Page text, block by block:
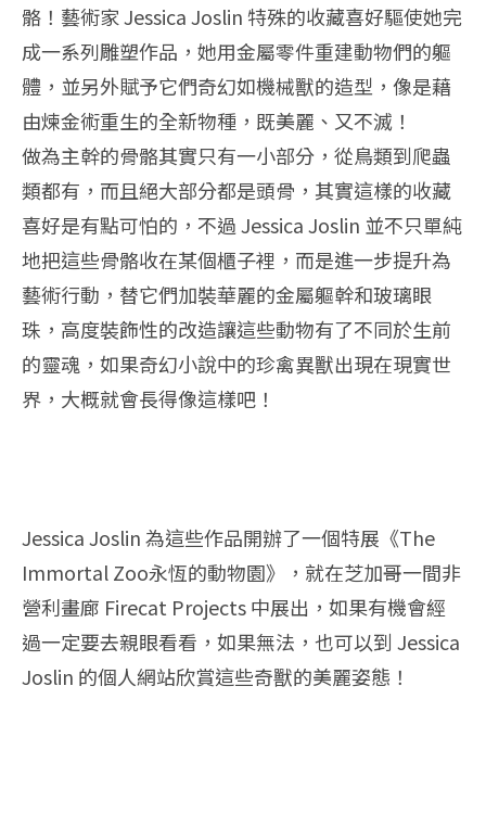
骼！藝術家 Jessica Joslin 特殊的收藏喜好驅使她完
成一系列雕塑作品，她用金屬零件重建動物們的軀
體，並另外賦予它們奇幻如機械獸的造型，像是藉
由煉金術重生的全新物種，既美麗、又不滅！
做為主幹的骨骼其實只有一小部分，從鳥類到爬蟲
類都有，而且絕大部分都是頭骨，其實這樣的收藏
喜好是有點可怕的，不過 Jessica Joslin 並不只單純
地把這些骨骼收在某個櫃子裡，而是進一步提升為
藝術行動，替它們加裝華麗的金屬軀幹和玻璃眼
珠，高度裝飾性的改造讓這些動物有了不同於生前
的靈魂，如果奇幻小說中的珍禽異獸出現在現實世
界，大概就會長得像這樣吧！
Jessica Joslin 為這些作品開辦了一個特展《The
Immortal Zoo永恆的動物園》，就在芝加哥一間非
營利畫廊 Firecat Projects 中展出，如果有機會經
過一定要去親眼看看，如果無法，也可以到 Jessica
Joslin 的個人網站欣賞這些奇獸的美麗姿態！